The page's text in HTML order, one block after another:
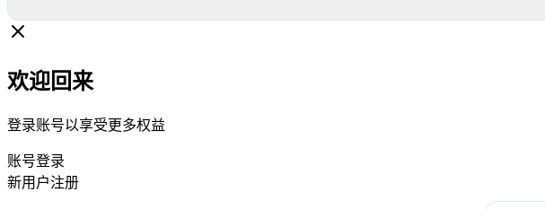
欢迎回来
登录账号以享受更多权益
账号登录
新用户注册